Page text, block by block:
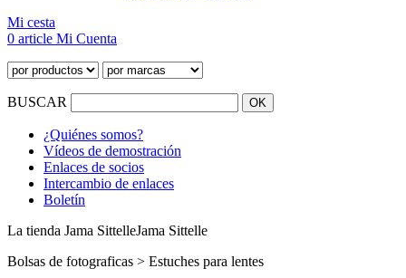
Mi cesta
0 article Mi Cuenta
BUSCAR
¿Quiénes somos?
Vídeos de demostración
Enlaces de socios
Intercambio de enlaces
Boletín
La tienda Jama SittelleJama Sittelle
Bolsas de fotograficas > Estuches para lentes